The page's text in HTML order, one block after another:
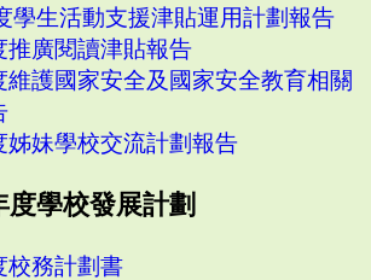
學生活動支援津貼運用計劃報告
廣閱讀津貼報告
護國家安全及國家安全教育相關
妹學校交流計劃報告
學校發展計劃
務計劃書